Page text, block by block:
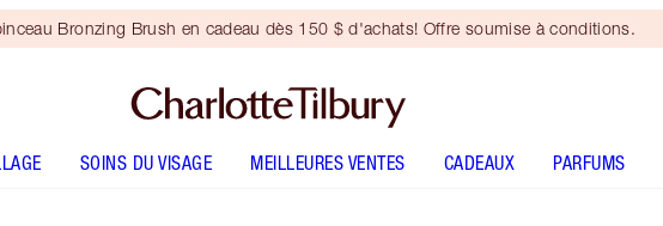
Bronzing Brush en cadeau dès 150 $ d'achats! Offre soumise à conditions.
SOINS DU VISAGE MEILLEURES VENTES CADEAUX PARFUMS